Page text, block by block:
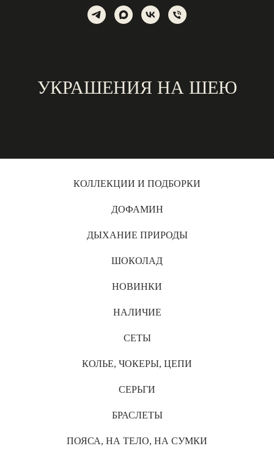
УКРАШЕНИЯ НА ШЕЮ
КОЛЛЕКЦИИ И ПОДБОРКИ
ДОФАМИН
ДЫХАНИЕ ПРИРОДЫ
ШОКОЛАД
НОВИНКИ
НАЛИЧИЕ
СЕТЫ
КОЛЬЕ, ЧОКЕРЫ, ЦЕПИ
СЕРЬГИ
БРАСЛЕТЫ
ПОЯСА, НА ТЕЛО, НА СУМКИ